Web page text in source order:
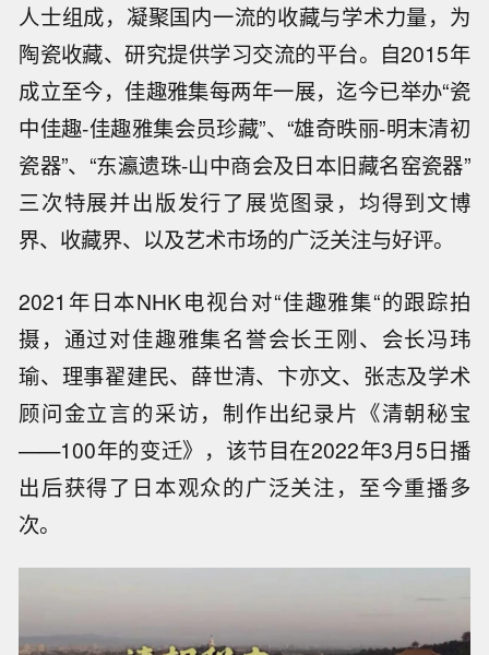
人士组成，凝聚国内一流的收藏与学术力量，为
陶瓷收藏、研究提供学习交流的平台。自2015年
成立至今，佳趣雅集每两年一展，迄今已举办“瓷
中佳趣-佳趣雅集会员珍藏”、“雄奇昳丽-明末清初
瓷器”、“东瀛遗珠-山中商会及日本旧藏名窑瓷器”
三次特展并出版发行了展览图录，均得到文博
界、收藏界、以及艺术市场的广泛关注与好评。
2021年日本NHK电视台对“佳趣雅集“的跟踪拍
摄，通过对佳趣雅集名誉会长王刚、会长冯玮
瑜、理事翟建民、薛世清、卞亦文、张志及学术
顾问金立言的采访，制作出纪录片《清朝秘宝
——100年的变迁》，该节目在2022年3月5日播
出后获得了日本观众的广泛关注，至今重播多
次。